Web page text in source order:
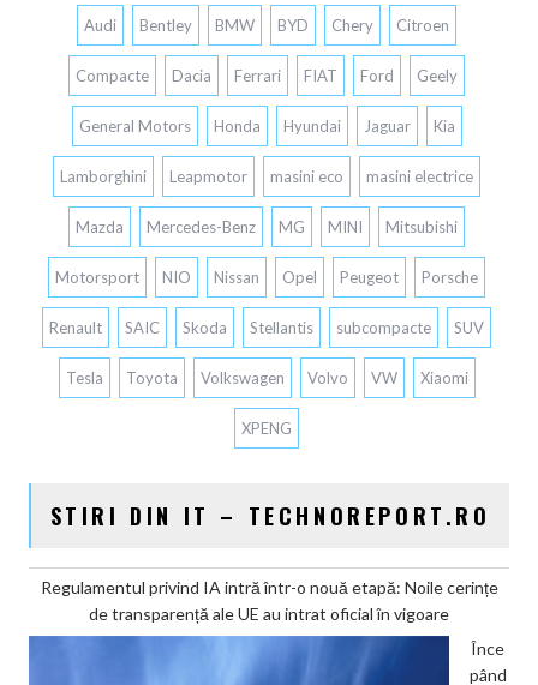
Audi Bentley BMW BYD Chery Citroen
Compacte Dacia Ferrari FIAT Ford Geely
General Motors Honda Hyundai Jaguar Kia
Lamborghini Leapmotor masini eco masini electrice
Mazda Mercedes-Benz MG MINI Mitsubishi
Motorsport NIO Nissan Opel Peugeot Porsche
Renault SAIC Skoda Stellantis subcompacte SUV
Tesla Toyota Volkswagen Volvo VW Xiaomi
XPENG
STIRI DIN IT – TECHNOREPORT.RO
Regulamentul privind IA intră într-o nouă etapă: Noile cerințe
de transparență ale UE au intrat oficial în vigoare
Înce
pând